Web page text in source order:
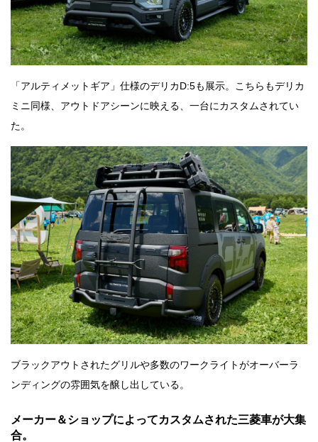
「アルティメットギア」仕様のデリカD:5も展示。こちらもデリカ
ミニ同様、アウトドアシーンに映える、一台にカスタムされてい
た。
ブラックアウトされたグリルや多数のワークライトがオーバーラ
ンディングの雰囲気を醸し出している。
メーカー＆ショップによってカスタムされた三菱車が大集
合。